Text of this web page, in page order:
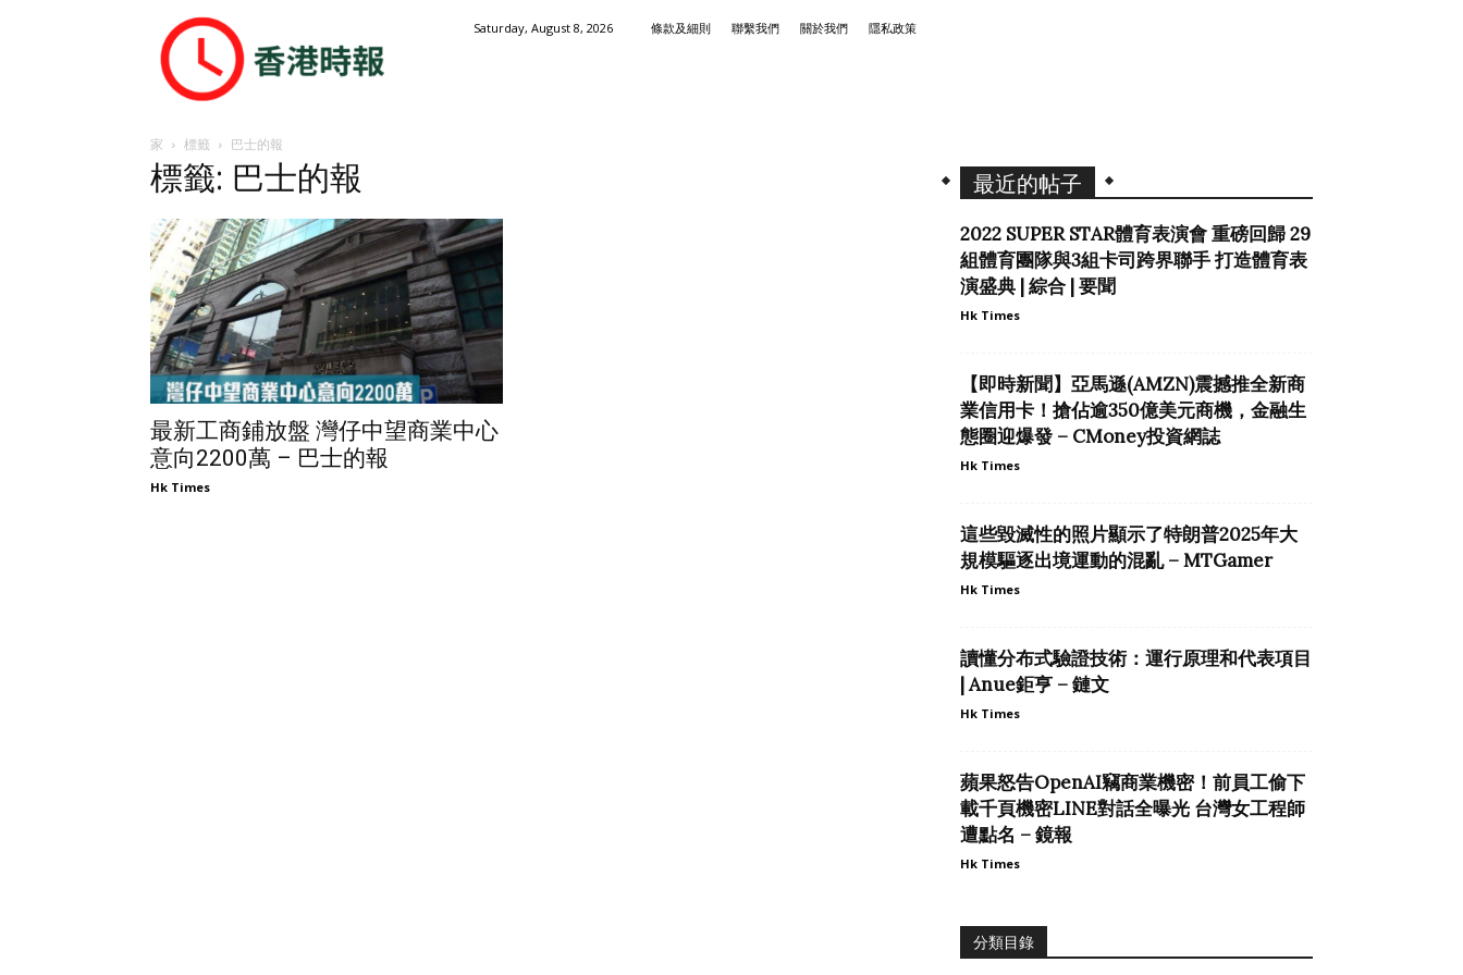
港
時
Saturday, August 8, 2026 條款及細則 聯繫我們 關於我們 隱私政策
家 標籤 巴士的報
標籤: 巴士的報
最新工商鋪放盤 灣仔中望商業中心
意向2200萬 – 巴士的報
Hk Times
最近的帖子
2022 SUPER STAR體育表演會 重磅回歸 29
組體育團隊與3組卡司跨界聯手 打造體育表
演盛典 | 綜合 | 要聞
Hk Times
【即時新聞】亞馬遜(AMZN)震撼推全新商
業信用卡！搶佔逾350億美元商機，金融生
態圈迎爆發 – CMoney投資網誌
Hk Times
這些毀滅性的照片顯示了特朗普2025年大
規模驅逐出境運動的混亂 – MTGamer
Hk Times
讀懂分布式驗證技術：運行原理和代表項目
| Anue鉅亨 – 鏈文
Hk Times
蘋果怒告OpenAI竊商業機密！前員工偷下
載千頁機密LINE對話全曝光 台灣女工程師
遭點名 – 鏡報
Hk Times
分類目錄